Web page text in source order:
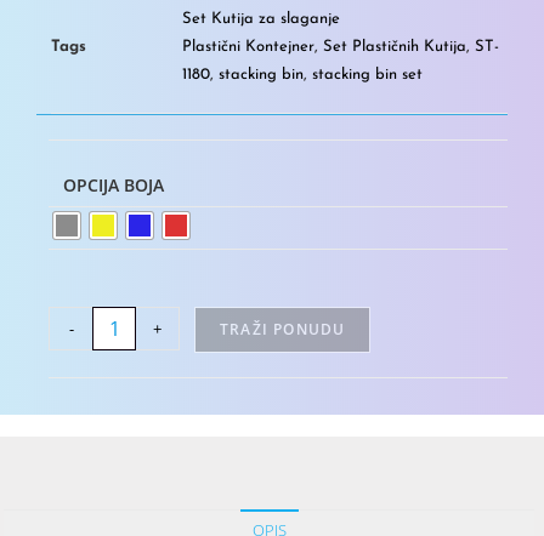
Set Kutija za slaganje
Tags
Plastični Kontejner, Set Plastičnih Kutija, ST-
1180, stacking bin, stacking bin set
OPCIJA BOJA
- + TRAŽI PONUDU
OPIS